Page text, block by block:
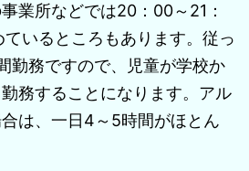
業所などでは20：00～21：
いるところもあります。従っ
勤務ですので、児童が学校か
務することになります。アル
は、一日4～5時間がほとん